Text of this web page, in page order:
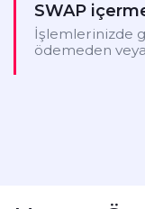
SWAP
İşlemlerinizde
ödemeden